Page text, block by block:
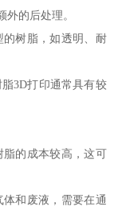
的后处理。
树脂，如透明、耐
3D打印通常具有较
脂的成本较高，这可
和废液，需要在通